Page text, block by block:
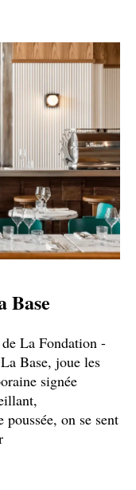
La Fondation -
Base, joue les
signée
on se sent